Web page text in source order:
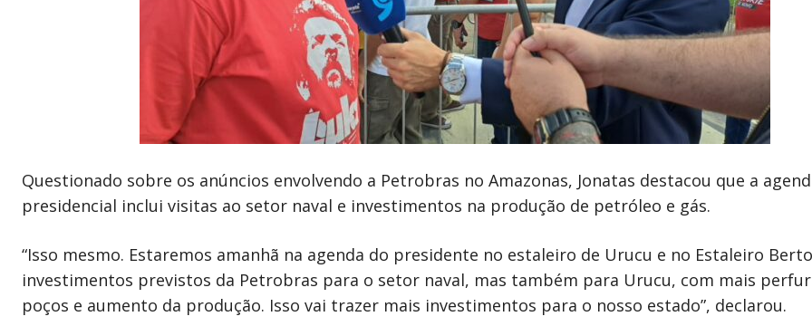
Questionado sobre os anúncios envolvendo a Petrobras no Amazonas, Jonatas destacou que a
presidencial inclui visitas ao setor naval e investimentos na produção de petróleo e gás.
“Isso mesmo. Estaremos amanhã na agenda do presidente no estaleiro de Urucu e no Estaleiro
investimentos previstos da Petrobras para o setor naval, mas também para Urucu, com mais
poços e aumento da produção. Isso vai trazer mais investimentos para o nosso estado”, declarou.